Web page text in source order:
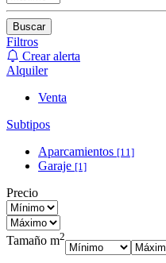
Buscar
Filtros
Crear alerta
Alquiler
Venta
Subtipos
Aparcamientos [11]
Garaje [1]
Precio
Tamaño m2